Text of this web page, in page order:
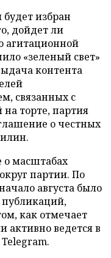
избран
дойдет ли
агитационной
«зеленый свет»
контента
связанных с
торте, партия
о честных
о масштабах
партии. По
августа было
публикаций,
как отмечает
ведется в